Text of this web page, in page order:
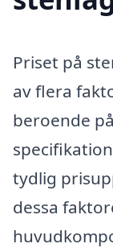
Priset på
av flera
beroende
tydlig
dessa